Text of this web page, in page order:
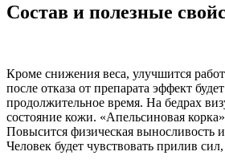
Состав и полезные
Кроме снижения веса, улучшится
после отказа от препарата эффект
продолжительное время. На бедрах
состояние кожи. «Апельсиновая
Повысится физическая выносливость
Человек будет чувствовать прилив